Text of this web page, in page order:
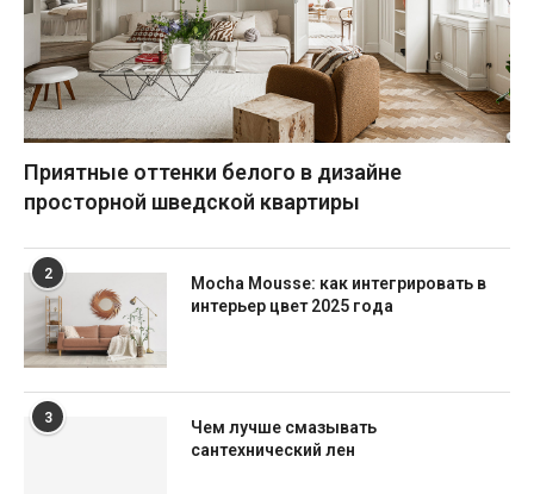
Приятные оттенки белого в дизайне
просторной шведской квартиры
2
Mocha Mousse: как интегрировать в
интерьер цвет 2025 года
3
Чем лучше смазывать
сантехнический лен